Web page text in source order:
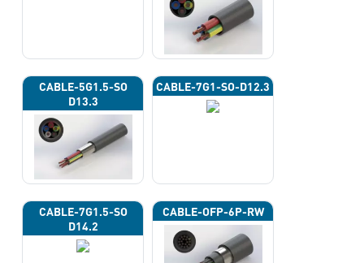
CABLE-5G1.5-SO
D13.3
CABLE-7G1-SO-D12.3
CABLE-7G1.5-SO
D14.2
CABLE-OFP-6P-RW